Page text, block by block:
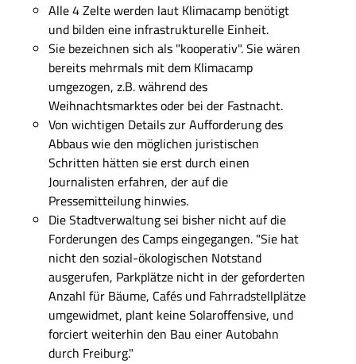
Alle 4 Zelte werden laut Klimacamp benötigt
und bilden eine infrastrukturelle Einheit.
Sie bezeichnen sich als "kooperativ". Sie wären
bereits mehrmals mit dem Klimacamp
umgezogen, z.B. während des
Weihnachtsmarktes oder bei der Fastnacht.
Von wichtigen Details zur Aufforderung des
Abbaus wie den möglichen juristischen
Schritten hätten sie erst durch einen
Journalisten erfahren, der auf die
Pressemitteilung hinwies.
Die Stadtverwaltung sei bisher nicht auf die
Forderungen des Camps eingegangen. "Sie hat
nicht den sozial-ökologischen Notstand
ausgerufen, Parkplätze nicht in der geforderten
Anzahl für Bäume, Cafés und Fahrradstellplätze
umgewidmet, plant keine Solaroffensive, und
forciert weiterhin den Bau einer Autobahn
durch Freiburg."